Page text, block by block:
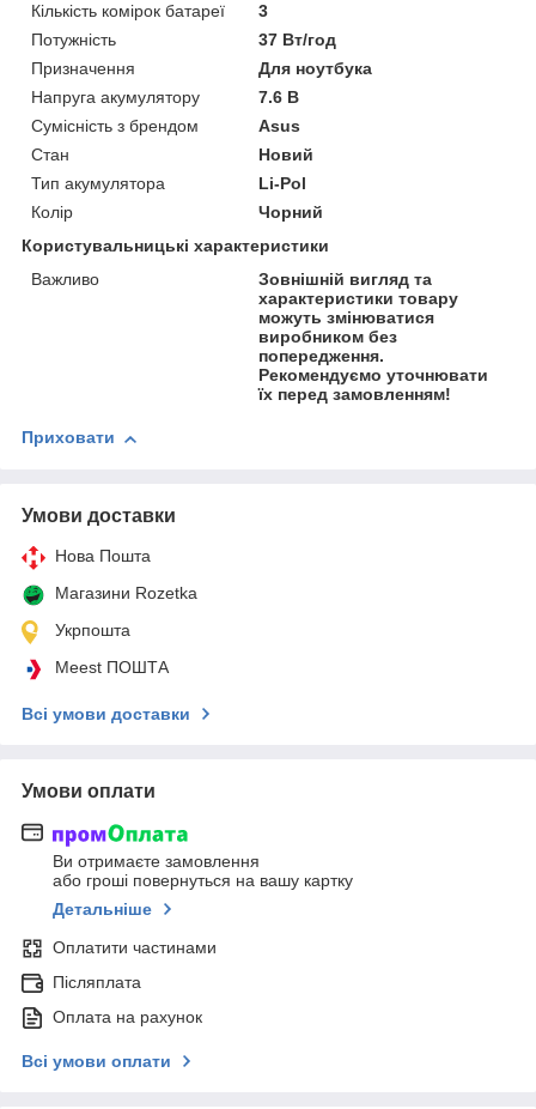
Кількість комірок батареї
3
Потужність
37 Вт/год
Призначення
Для ноутбука
Напруга акумулятору
7.6 В
Сумісність з брендом
Asus
Стан
Новий
Тип акумулятора
Li-Pol
Колір
Чорний
Користувальницькі характеристики
Важливо
Зовнішній вигляд та
характеристики товару
можуть змінюватися
виробником без
попередження.
Рекомендуємо уточнювати
їх перед замовленням!
Приховати
Умови доставки
Нова Пошта
Магазини Rozetka
Укрпошта
Meest ПОШТА
Всі умови доставки
Умови оплати
Ви отримаєте замовлення
або гроші повернуться на вашу картку
Детальніше
Оплатити частинами
Післяплата
Оплата на рахунок
Всі умови оплати